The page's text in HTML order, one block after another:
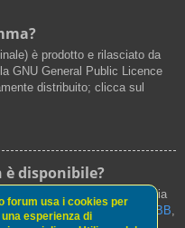
è prodotto e rilasciato da
GNU General Public Licence
distribuito; clicca sul
disponibile?
Limited. Se credi che ci sia
visita ilCentro Idee phpBB,
forum usa i cookies per
esperienza di